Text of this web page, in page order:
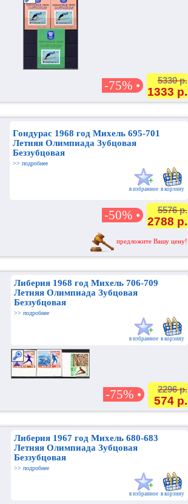
-75% • 5330 р.
1333 р.
Гондурас 1968 год Михель 695-701
Летняя Олимпиада Зубцовая
Беззубцовая
>> подробнее
в избранное в корзину
-50% • 5576 р.
2788 р.
предложите Вашу цену!
Либерия 1968 год Михель 706-709
Летняя Олимпиада Зубцовая
Беззубцовая
>> подробнее
в избранное в корзину
-75% • 2296 р.
574 р.
Либерия 1967 год Михель 680-683
Летняя Олимпиада Зубцовая
Беззубцовая
>> подробнее
в избранное в корзину